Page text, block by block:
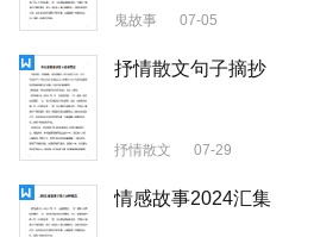
鬼故事 07-05
抒情散文句子摘抄
抒情散文 07-29
情感故事2024汇集